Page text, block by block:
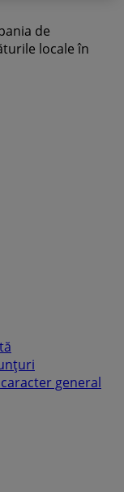
de
locale în
general